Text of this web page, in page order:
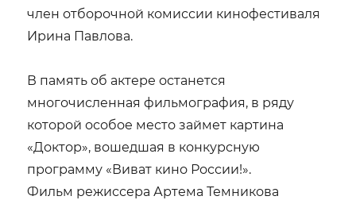
член отборочной комиссии кинофестиваля
Ирина Павлова.
В память об актере останется
многочисленная фильмография, в ряду
которой особое место займет картина
«Доктор», вошедшая в конкурсную
программу «Виват кино России!».
Фильм режиссера Артема Темникова